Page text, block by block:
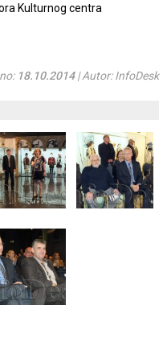
Kulturnog centra
18.10.2014| Autor: InfoDesk